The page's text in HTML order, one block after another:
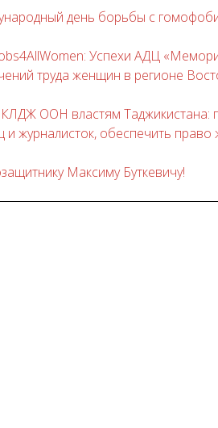
день борьбы с
Успехи АДЦ
труда женщин в регионе
ООН властям Таджикистана:
и журналисток, обеспечить
Максиму Буткевичу!